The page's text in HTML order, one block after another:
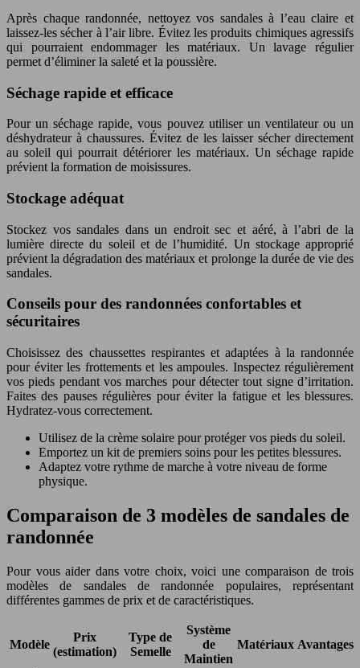
Après chaque randonnée, nettoyez vos sandales à l’eau claire et
laissez-les sécher à l’air libre. Évitez les produits chimiques agressifs
qui pourraient endommager les matériaux. Un lavage régulier
permet d’éliminer la saleté et la poussière.
Séchage rapide et efficace
Pour un séchage rapide, vous pouvez utiliser un ventilateur ou un
déshydrateur à chaussures. Évitez de les laisser sécher directement
au soleil qui pourrait détériorer les matériaux. Un séchage rapide
prévient la formation de moisissures.
Stockage adéquat
Stockez vos sandales dans un endroit sec et aéré, à l’abri de la
lumière directe du soleil et de l’humidité. Un stockage approprié
prévient la dégradation des matériaux et prolonge la durée de vie des
sandales.
Conseils pour des randonnées confortables et
sécuritaires
Choisissez des chaussettes respirantes et adaptées à la randonnée
pour éviter les frottements et les ampoules. Inspectez régulièrement
vos pieds pendant vos marches pour détecter tout signe d’irritation.
Faites des pauses régulières pour éviter la fatigue et les blessures.
Hydratez-vous correctement.
Utilisez de la crème solaire pour protéger vos pieds du soleil.
Emportez un kit de premiers soins pour les petites blessures.
Adaptez votre rythme de marche à votre niveau de forme
physique.
Comparaison de 3 modèles de sandales de
randonnée
Pour vous aider dans votre choix, voici une comparaison de trois
modèles de sandales de randonnée populaires, représentant
différentes gammes de prix et de caractéristiques.
Modèle
Prix
(estimation)
Type de
Semelle
Système
de
Maintien
Matériaux Avantages